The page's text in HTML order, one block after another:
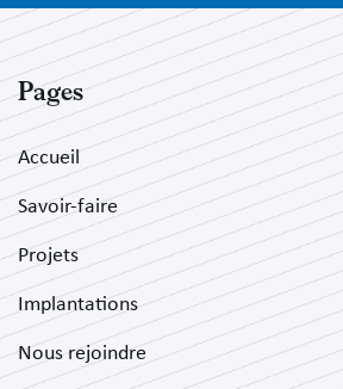
Pages
Accueil
Savoir-faire
Projets
Implantations
Nous rejoindre